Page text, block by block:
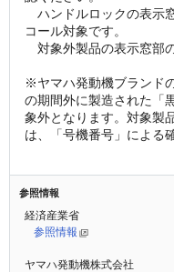
ハンドルロックの表示
コール対象です。
対象外製品の表示窓部
※ヤマハ発動機ブランド
の期間外に製造された「
象外となります。対象製
は、「号機番号」による
参照情報
経済産業省
参照情報
ヤマハ発動機株式会社